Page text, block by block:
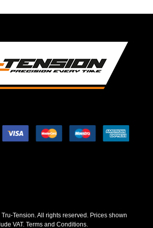
Tension. All rights reserved. Prices shown
VAT. Terms and Conditions.